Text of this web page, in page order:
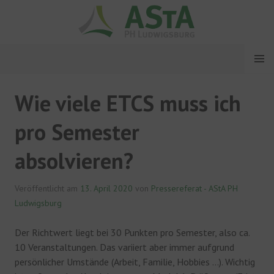
ASTA PH LUDWIGSBURG
MENÜ
Wie viele ETCS muss ich
pro Semester
absolvieren?
Veröffentlicht am 13. April 2020 von Pressereferat - AStA PH
Ludwigsburg
Der Richtwert liegt bei 30 Punkten pro Semester, also ca.
10 Veranstaltungen. Das variiert aber immer aufgrund
persönlicher Umstände (Arbeit, Familie, Hobbies …). Wichtig